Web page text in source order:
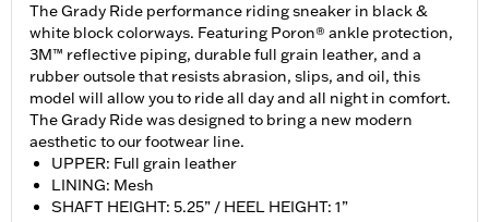
The Grady Ride performance riding sneaker in black &
white block colorways. Featuring Poron® ankle protection,
3M™ reflective piping, durable full grain leather, and a
rubber outsole that resists abrasion, slips, and oil, this
model will allow you to ride all day and all night in comfort.
The Grady Ride was designed to bring a new modern
aesthetic to our footwear line.
UPPER: Full grain leather
LINING: Mesh
SHAFT HEIGHT: 5.25” / HEEL HEIGHT: 1”